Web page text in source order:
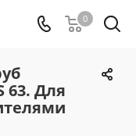
0
63. Для